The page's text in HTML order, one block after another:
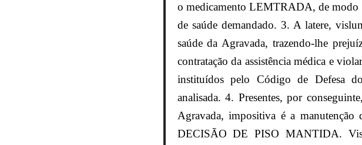
o medicamento LEMTRADA, de modo
de saúde demandado. 3. A latere,
saúde da Agravada, trazendo-lhe
contratação da assistência médica e
instituídos pelo Código de Defesa
analisada. 4. Presentes, por
Agravada, impositiva é a
DECISÃO DE PISO MANTIDA.